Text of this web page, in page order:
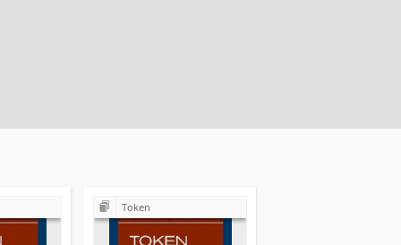
Token